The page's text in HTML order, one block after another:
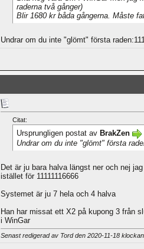
raderna två gånger)
Blir 1680 kr båda gångerna. Måste
Undrar om du inte "glömt" första
Citat:
Ursprungligen postat av BrakZen
Undrar om du inte "glömt" första
Det är ju bara halva längst ner och nej
istället för 11111116666
Systemet är ju 7 hela och 4 halva
Han har missat ett X2 på kupong 3 från
i WinGar
Senast redigerad av Tord den 2020-11-18